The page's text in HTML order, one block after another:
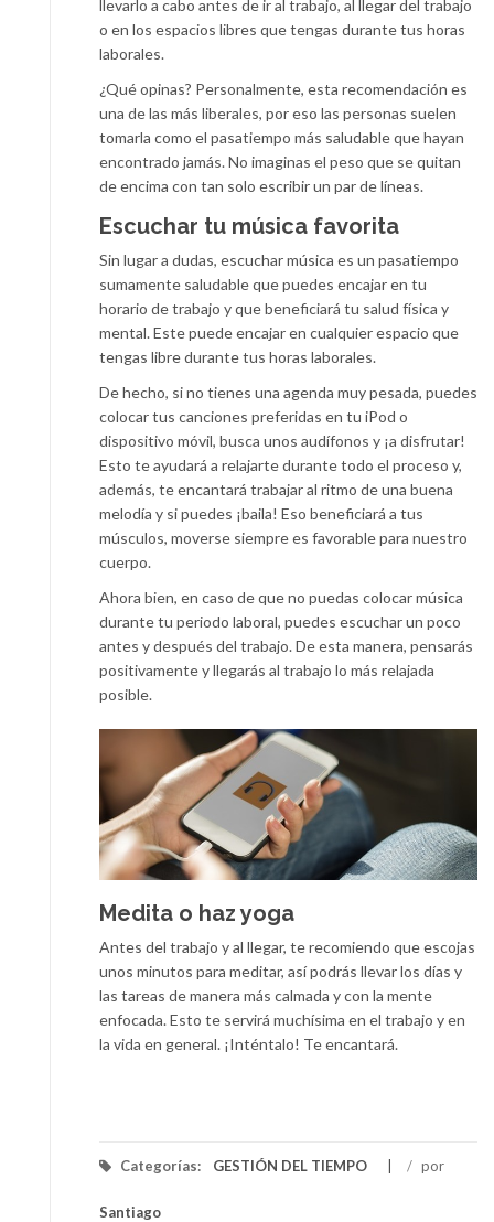
llevarlo a cabo antes de ir al trabajo, al llegar del trabajo
o en los espacios libres que tengas durante tus horas
laborales.
¿Qué opinas? Personalmente, esta recomendación es
una de las más liberales, por eso las personas suelen
tomarla como el pasatiempo más saludable que hayan
encontrado jamás. No imaginas el peso que se quitan
de encima con tan solo escribir un par de líneas.
Escuchar tu música favorita
Sin lugar a dudas, escuchar música es un pasatiempo
sumamente saludable que puedes encajar en tu
horario de trabajo y que beneficiará tu salud física y
mental. Este puede encajar en cualquier espacio que
tengas libre durante tus horas laborales.
De hecho, si no tienes una agenda muy pesada, puedes
colocar tus canciones preferidas en tu iPod o
dispositivo móvil, busca unos audífonos y ¡a disfrutar!
Esto te ayudará a relajarte durante todo el proceso y,
además, te encantará trabajar al ritmo de una buena
melodía y si puedes ¡baila! Eso beneficiará a tus
músculos, moverse siempre es favorable para nuestro
cuerpo.
Ahora bien, en caso de que no puedas colocar música
durante tu periodo laboral, puedes escuchar un poco
antes y después del trabajo. De esta manera, pensarás
positivamente y llegarás al trabajo lo más relajada
posible.
Medita o haz yoga
Antes del trabajo y al llegar, te recomiendo que escojas
unos minutos para meditar, así podrás llevar los días y
las tareas de manera más calmada y con la mente
enfocada. Esto te servirá muchísima en el trabajo y en
la vida en general. ¡Inténtalo! Te encantará.
Categorías: GESTIÓN DEL TIEMPO / por
Santiago